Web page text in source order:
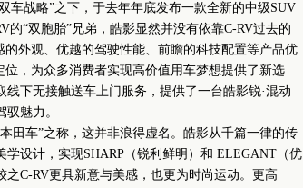
车战略”之下，于去年年底发布一款全新的中级SUV
的“双胞胎”兄弟，皓影显然并没有依靠C-RV过去的
外观、优越的驾驶性能、前瞻的科技配置等产品优
，为众多消费者实现高价值用车梦想提供了新选
下无接触送车上门服务，提供了一台皓影锐·混动
魅力。
车”之称，这并非浪得虚名。皓影从千篇一律的传
设计，实现SHARP（锐利鲜明）和 ELEGANT（优
C-RV更具新意与美感，也更为时尚运动。更高